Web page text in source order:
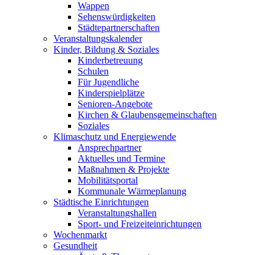
Wappen
Sehenswürdigkeiten
Städtepartnerschaften
Veranstaltungskalender
Kinder, Bildung & Soziales
Kinderbetreuung
Schulen
Für Jugendliche
Kinderspielplätze
Senioren-Angebote
Kirchen & Glaubensgemeinschaften
Soziales
Klimaschutz und Energiewende
Ansprechpartner
Aktuelles und Termine
Maßnahmen & Projekte
Mobilitätsportal
Kommunale Wärmeplanung
Städtische Einrichtungen
Veranstaltungshallen
Sport- und Freizeiteinrichtungen
Wochenmarkt
Gesundheit